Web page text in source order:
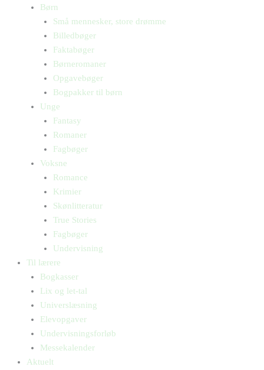
Børn
Små mennesker, store drømme
Billedbøger
Faktabøger
Børneromaner
Opgavebøger
Bogpakker til børn
Unge
Fantasy
Romaner
Fagbøger
Voksne
Romance
Krimier
Skønlitteratur
True Stories
Fagbøger
Undervisning
Til lærere
Bogkasser
Lix og let-tal
Universlæsning
Elevopgaver
Undervisningsforløb
Messekalender
Aktuelt